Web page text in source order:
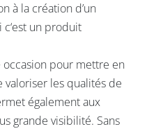
à la création d’un
un produit
occasion pour mettre en
valoriser les qualités de
également aux
grande visibilité. Sans